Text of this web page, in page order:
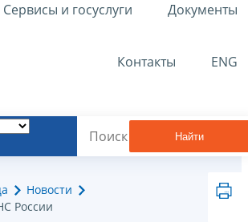
Сервисы и госуслуги Документы
Контакты ENG
Найти
Новости
России